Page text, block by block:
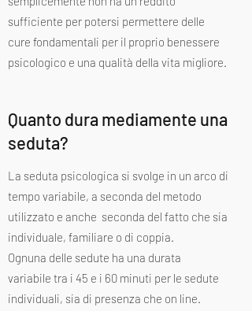
sufficiente per potersi permettere delle
cure fondamentali per il proprio benessere
psicologico e una qualità della vita migliore.
Quanto dura mediamente una
seduta?
La seduta psicologica si svolge in un arco di
tempo variabile, a seconda del metodo
utilizzato e anche seconda del fatto che sia
individuale, familiare o di coppia.
Ognuna delle sedute ha una durata
variabile tra i 45 e i 60 minuti per le sedute
individuali, sia di presenza che on line.